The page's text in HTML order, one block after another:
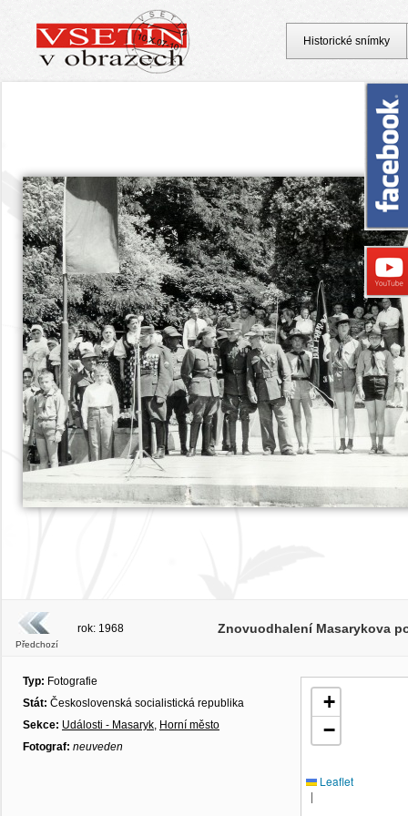
Předchozí
rok: 1968 Znovuodhalení Masarykova
Typ: Fotografie
Stát: Československá socialistická republika
Sekce: Události - Masaryk, Horní město
Fotograf: neuveden
+
−
Leaflet
|
Historické snímky